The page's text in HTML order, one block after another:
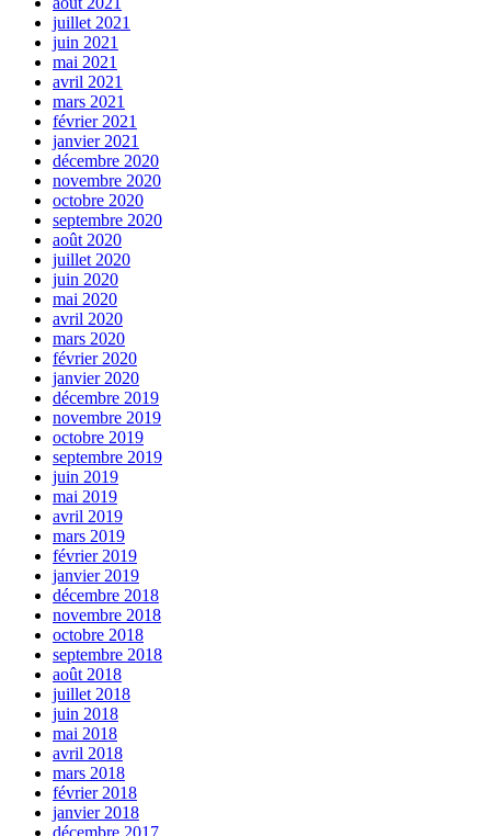
juillet 2021
juin 2021
mai 2021
avril 2021
mars 2021
février 2021
janvier 2021
décembre 2020
novembre 2020
octobre 2020
septembre 2020
août 2020
juillet 2020
juin 2020
mai 2020
avril 2020
mars 2020
février 2020
janvier 2020
décembre 2019
novembre 2019
octobre 2019
septembre 2019
juin 2019
mai 2019
avril 2019
mars 2019
février 2019
janvier 2019
décembre 2018
novembre 2018
octobre 2018
septembre 2018
août 2018
juillet 2018
juin 2018
mai 2018
avril 2018
mars 2018
février 2018
janvier 2018
décembre 2017